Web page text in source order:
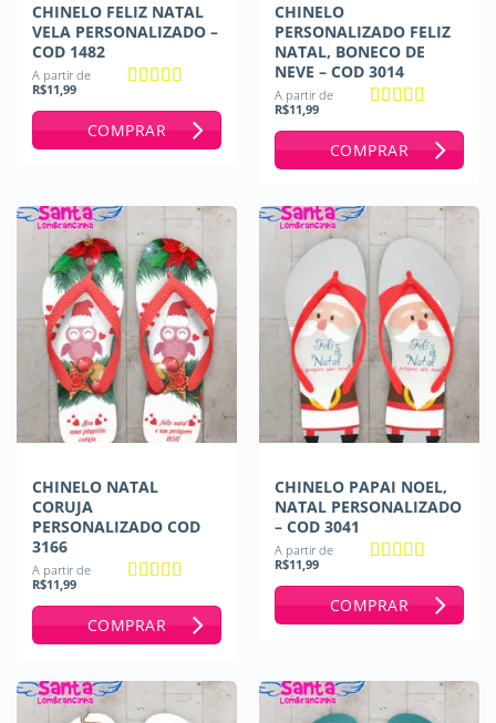
CHINELO FELIZ NATAL
VELA PERSONALIZADO –
COD 1482
A partir de
R$11,99
COMPRAR
CHINELO
PERSONALIZADO FELIZ
NATAL, BONECO DE
NEVE – COD 3014
A partir de
R$11,99
COMPRAR
CHINELO NATAL
CORUJA
PERSONALIZADO COD
3166
A partir de
R$11,99
COMPRAR
CHINELO PAPAI NOEL,
NATAL PERSONALIZADO
– COD 3041
A partir de
R$11,99
COMPRAR